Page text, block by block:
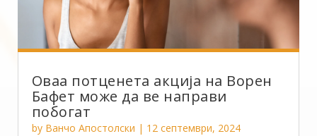
Оваа потценета акција на Ворен
Бафет може да ве направи
побогат
by Ванчо Апостолски | 12 септември, 2024